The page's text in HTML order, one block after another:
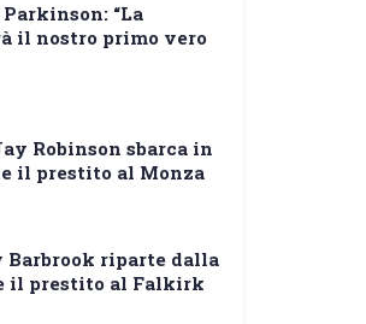
“La
il nostro primo vero
Robinson sbarca in
il prestito al Monza
riparte dalla
il prestito al Falkirk